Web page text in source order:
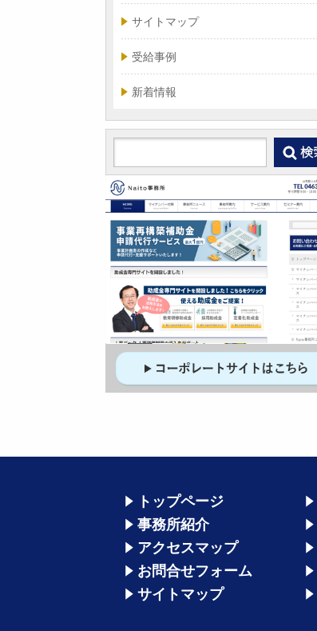
サイトマップ
受給事例
新着情報
トップページ
事務所紹介
アクセスマップ
お問合せフォーム
サイトマップ